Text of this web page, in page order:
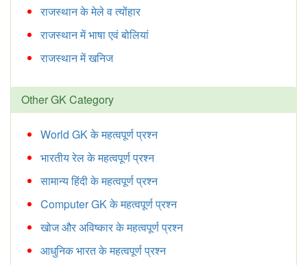
राजस्थान के मेले व त्योंहार
राजस्थान में भाषा एवं बोलियां
राजस्थान में खनिज
Other GK Category
World GK के महत्वपूर्ण प्रश्न
भारतीय रेल के महत्वपूर्ण प्रश्न
सामान्य हिंदी के महत्वपूर्ण प्रश्न
Computer GK के महत्वपूर्ण प्रश्न
खोज और अविष्कार के महत्वपूर्ण प्रश्न
आधुनिक भारत के महत्वपूर्ण प्रश्न